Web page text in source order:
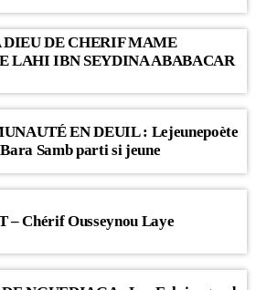
DIEU DE CHERIF MAME
LAHI IBN SEYDINA ABABACAR
EN DEUIL : Lejeunepoète
Samb parti si jeune
– Chérif Ousseynou Laye